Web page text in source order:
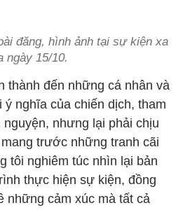
đăng, hình ảnh tại sự kiện xa
ngày 15/10.
thành đến những cá nhân và
nghĩa của chiến dịch, tham
nhưng lại phải chịu
trước những tranh cãi
tôi nghiêm túc nhìn lại bản
thực hiện sự kiện, đồng
những cảm xúc mà tất cả